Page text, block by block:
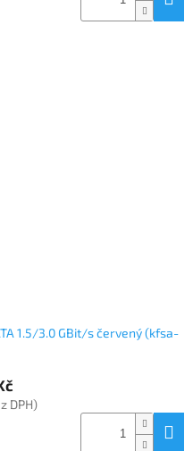
1.5/3.0 GBit/s červený (kfsa-
DPH)